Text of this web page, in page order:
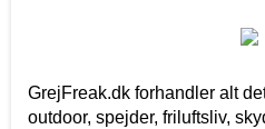
GrejFreak.dk forhandler alt
outdoor, spejder, friluftsliv,